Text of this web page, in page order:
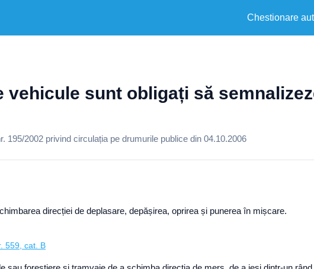
Chestionare
vehicule sunt obligați să
195/2002 privind circulația pe drumurile publice din 04.10.2006
direcției de deplasare, depășirea, oprirea și punerea în mișcare.
559, cat. B